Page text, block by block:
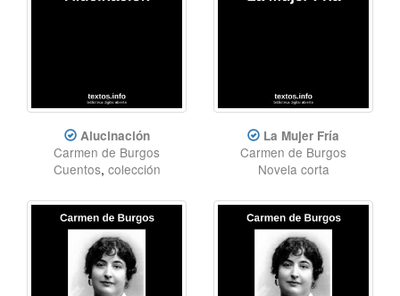
Alucinación
Carmen de Burgos
Cuentos, colección
La Mujer Fría
Carmen de Burgos
Novela corta